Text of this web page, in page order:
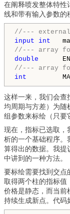
在阐释喷发整体特性
线和带有输入参数的
//--- external
input
int
//--- array
double
//--- array
int
这样一来，我们会查
均周期与方差）为随
组参数来标绘（只要
现在，指标已选取，
析的一个基础程序。
算得出的数据。我提
中讲到的一种方法。
要标绘需要找到交点
取得两个柱的指标值
价格是静态，而当前
持续生成新点。代码